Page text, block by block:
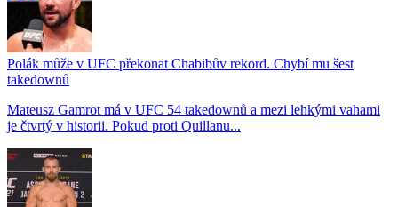
Polák může v UFC překonat Chabibův rekord. Chybí mu šest
takedownů
Mateusz Gamrot má v UFC 54 takedownů a mezi lehkými vahami
je čtvrtý v historii. Pokud proti Quillanu...